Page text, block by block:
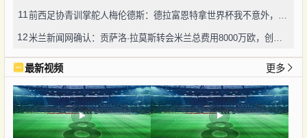
11
12
最新视频 更多